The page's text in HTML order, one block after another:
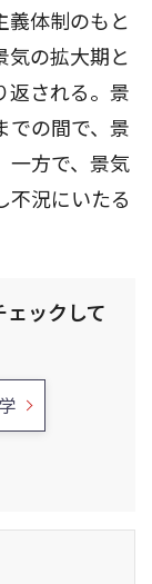
義体制のもと
気の拡大期と
返される。景
での間で、景
一方で、景気
不況にいたる
ックして